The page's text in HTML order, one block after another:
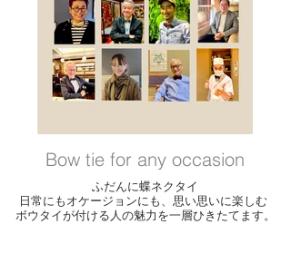
Bow tie for any occasion
ふだんに蝶ネクタイ
日常にもオケージョンにも、思い思いに楽しむ
ボウタイが付ける人の魅力を一層ひきたてます。